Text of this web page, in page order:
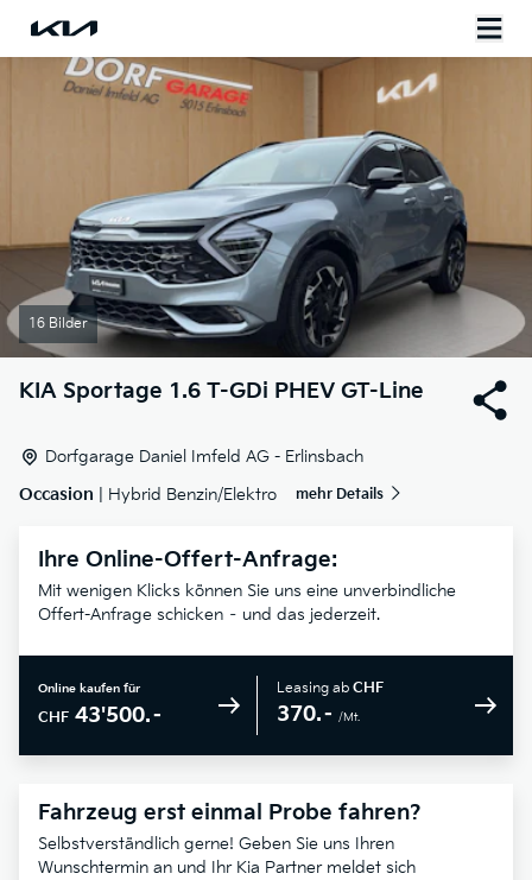
16 Bilder
KIA Sportage 1.6 T-GDi PHEV GT-Line
Dorfgarage Daniel Imfeld AG - Erlinsbach
Occasion | Hybrid Benzin/Elektro mehr Details
Ihre Online-Offert-Anfrage:
Mit wenigen Klicks können Sie uns eine unverbindliche
Offert-Anfrage schicken – und das jederzeit.
Online kaufen für
CHF 43'500.–
Leasing ab CHF
370.– /Mt.
Fahrzeug erst einmal Probe fahren?
Selbstverständlich gerne! Geben Sie uns Ihren
Wunschtermin an und Ihr Kia Partner meldet sich